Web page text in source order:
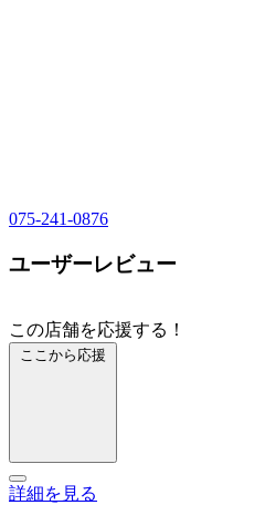
075-241-0876
ユーザーレビュー
この店舗を応援する！
ここから応援
詳細を見る